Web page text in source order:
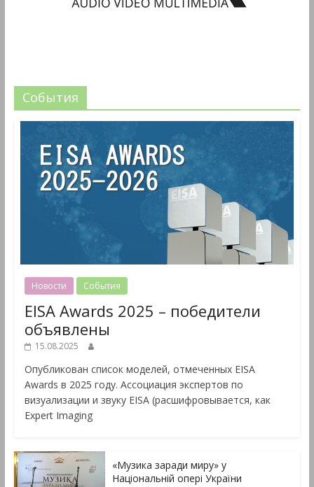
События
Новости События
EISA Awards 2025 – победители
объявлены
15.08.2025
Опубликован список моделей, отмеченных EISA
Awards в 2025 году. Ассоциация экспертов по
визуализации и звуку EISA (расшифровывается, как
Expert Imaging
«Музика заради миру» у
Національній опері України